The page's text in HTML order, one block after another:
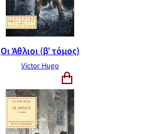
Οι Άθλιοι (β’ τόμος)
Victor Hugo